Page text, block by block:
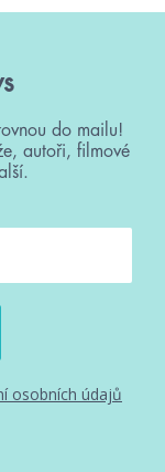
do mailu!
autoři, filmové
osobních údajů